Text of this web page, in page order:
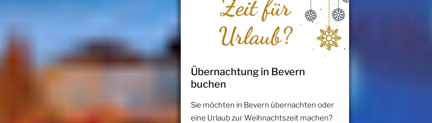
Übernachtung in Bevern
buchen
Sie möchten in Bevern übernachten oder
eine Urlaub zur Weihnachtszeit machen?